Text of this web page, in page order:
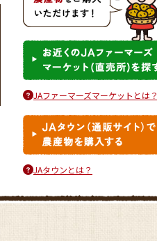
かぼちゃのとろーりクリームコ
ロッケ
とうもろこしのかき揚げ
JAファーマーズマーケットとは？
JAタウンとは？